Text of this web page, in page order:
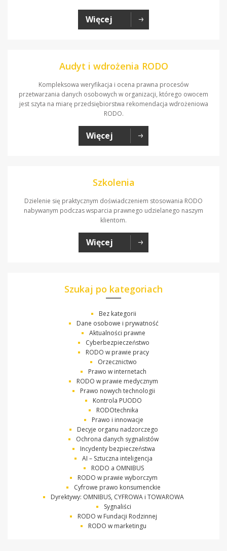
Więcej
Audyt i wdrożenia RODO
Kompleksowa weryfikacja i ocena prawna procesów
przetwarzania danych osobowych w organizacji, którego owocem
jest szyta na miarę przedsiębiorstwa rekomendacja wdrożeniowa
RODO.
Więcej
Szkolenia
Dzielenie się praktycznym doświadczeniem stosowania RODO
nabywanym podczas wsparcia prawnego udzielanego naszym
klientom.
Więcej
Szukaj po kategoriach
Bez kategorii
Dane osobowe i prywatność
Aktualności prawne
Cyberbezpieczeństwo
RODO w prawie pracy
Orzecznictwo
Prawo w internetach
RODO w prawie medycznym
Prawo nowych technologii
Kontrola PUODO
RODOtechnika
Prawo i innowacje
Decyje organu nadzorczego
Ochrona danych sygnalistów
Incydenty bezpieczeństwa
AI – Sztuczna inteligencja
RODO a OMNIBUS
RODO w prawie wyborczym
Cyfrowe prawo konsumenckie
Dyrektywy: OMNIBUS, CYFROWA i TOWAROWA
Sygnaliści
RODO w Fundacji Rodzinnej
RODO w marketingu